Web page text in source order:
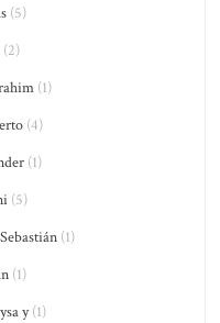
(5)
(2)
(1)
(4)
(1)
(5)
(1)
(1)
y(1)